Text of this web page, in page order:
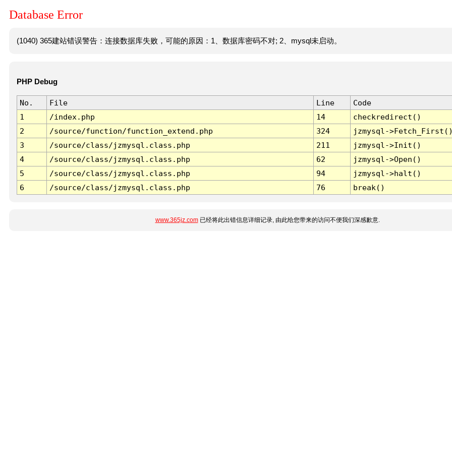
Database Error
(1040) 365建站错误警告：连接数据库失败，可能的原因：1、数据库密码不对; 2、mysql未启动。
PHP Debug
No. File Line
Code
1
/index.php 14
checkredirect()
2
/source/function/function_extend.php 324
jzmysql-
3
/source/class/jzmysql.class.php 211
jzmysql->Init()
4
/source/class/jzmysql.class.php 62
jzmysql->Open()
5
/source/class/jzmysql.class.php 94
jzmysql->halt()
6
/source/class/jzmysql.class.php 76 break()
www.365jz.com已经将此出错信息详细记录, 由此给您带来的访问不便我们深感歉意.